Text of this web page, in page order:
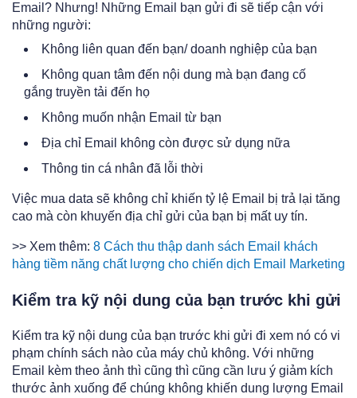
Email? Nhưng! Những Email bạn gửi đi sẽ tiếp cận với
những người:
Không liên quan đến bạn/ doanh nghiệp của bạn
Không quan tâm đến nội dung mà bạn đang cố
gắng truyền tải đến họ
Không muốn nhận Email từ bạn
Địa chỉ Email không còn được sử dụng nữa
Thông tin cá nhân đã lỗi thời
Việc mua data sẽ không chỉ khiến tỷ lệ Email bị trả lại tăng
cao mà còn khuyến địa chỉ gửi của bạn bị mất uy tín.
>> Xem thêm: 8 Cách thu thập danh sách Email khách
hàng tiềm năng chất lượng cho chiến dịch Email Marketing
Kiểm tra kỹ nội dung của bạn trước khi gửi
Kiểm tra kỹ nội dung của bạn trước khi gửi đi xem nó có vi
phạm chính sách nào của máy chủ không. Với những
Email kèm theo ảnh thì cũng thì cũng cần lưu ý giảm kích
thước ảnh xuống để chúng không khiến dung lượng Email